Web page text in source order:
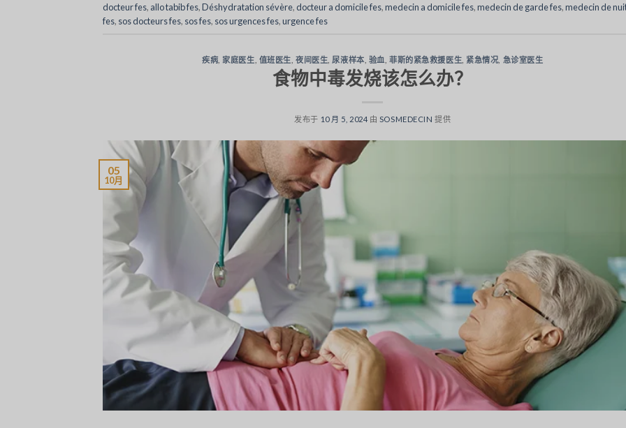
docteur fes, allo tabib fes,Déshydratation sévère, docteur a domicile fes,medecin a domicile fes,medecin de garde fes,medecin de
fes, sos docteurs fes, sos fes, sos urgences fes,urgence fes
疾病 家庭医生 值班医生 ,夜间医生 尿液样本 验血 ,菲斯的紧急救援医生 紧急情况, 急诊室医生
食物中毒发烧该怎么办？
发布于 10 月 5, 2024 由 SOSMEDECIN 提供
05
10月